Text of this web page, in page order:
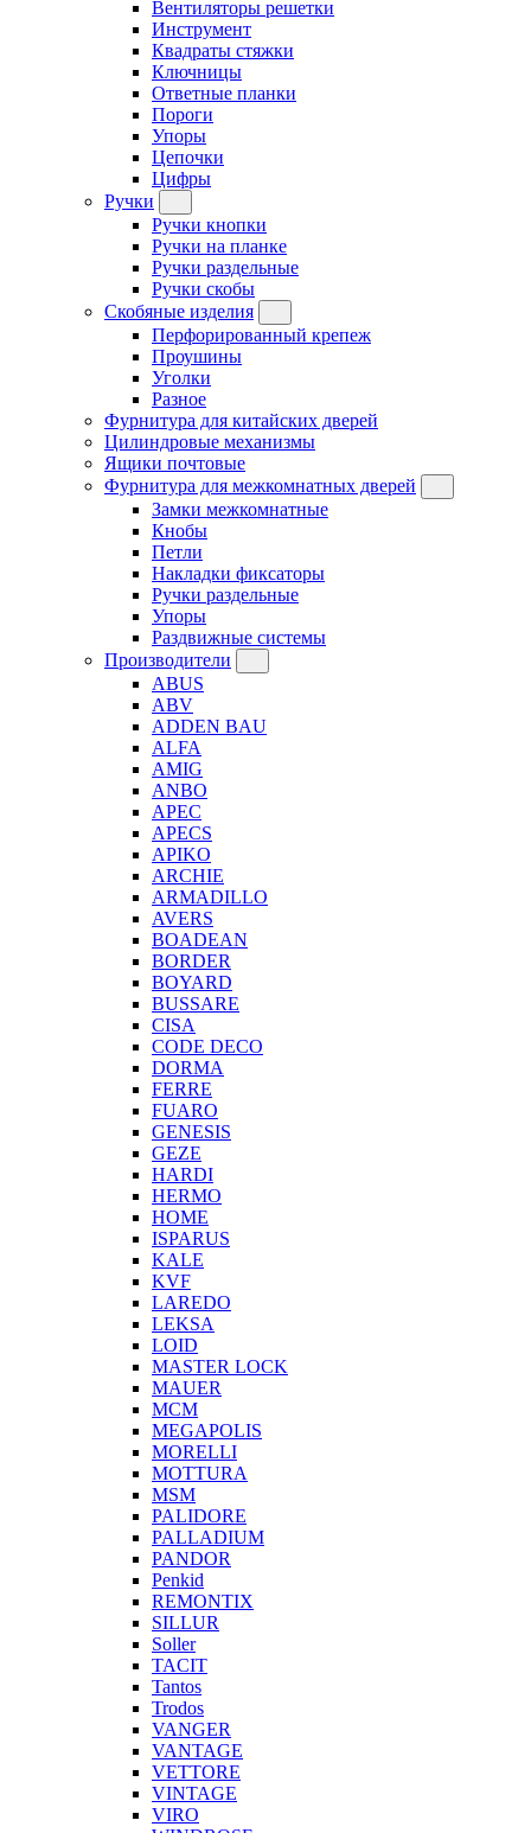
Вентиляторы решетки
Инструмент
Квадраты стяжки
Ключницы
Ответные планки
Пороги
Упоры
Цепочки
Цифры
Ручки
Ручки кнопки
Ручки на планке
Ручки раздельные
Ручки скобы
Скобяные изделия
Перфорированный крепеж
Проушины
Уголки
Разное
Фурнитура для китайских дверей
Цилиндровые механизмы
Ящики почтовые
Фурнитура для межкомнатных дверей
Замки межкомнатные
Кнобы
Петли
Накладки фиксаторы
Ручки раздельные
Упоры
Раздвижные системы
Производители
ABUS
ABV
ADDEN BAU
ALFA
AMIG
ANBO
APEC
APECS
APIKO
ARCHIE
ARMADILLO
AVERS
BOADEAN
BORDER
BOYARD
BUSSARE
CISA
CODE DECO
DORMA
FERRE
FUARO
GENESIS
GEZE
HARDI
HERMO
HOMЕ
ISPARUS
KALE
KVF
LAREDO
LEKSA
LOID
MASTER LOCK
MAUER
MCM
MEGAPOLIS
MORELLI
MOTTURA
MSM
PALIDORE
PALLADIUM
PANDOR
Penkid
REMONTIX
SILLUR
Soller
TACIT
Tantos
Trodos
VANGER
VANTAGE
VETTORE
VINTAGE
VIRO